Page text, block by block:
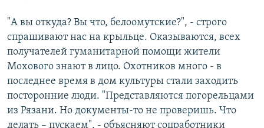
"А вы откуда? Вы что, белоомутские?", - строго
спрашивают нас на крыльце. Оказываются, всех
получателей гуманитарной помощи жители
Мохового знают в лицо. Охотников много - в
последнее время в дом культуры стали заходить
посторонние люди. "Представляются погорельцами
из Рязани. Но документы-то не проверишь. Что
делать – пускаем", - объясняют соцработники